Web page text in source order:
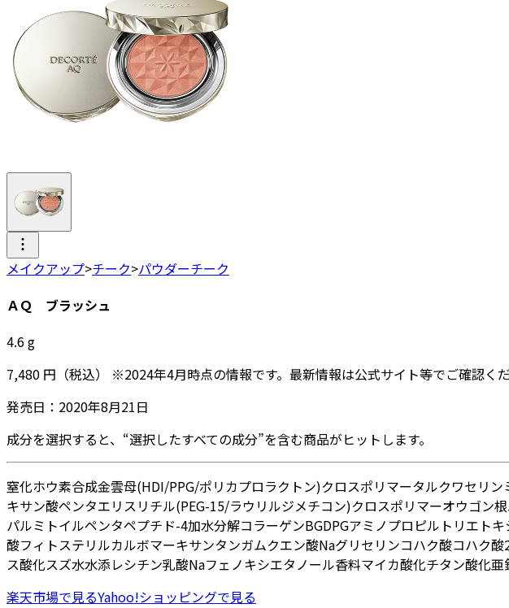
メイクアップ>チーク>パウダーチーク
ＡＱ ブラッシュ
4.6g
7,480 円 （税込） ※2024年4月時点の情報です。最新情報は公式サイト等でご確認くだ
発売日： 2020年8月21日
成分を選択すると、“選択したすべての成分”を含む商品がヒットします。
窒化ホウ素合成金雲母(HDI/PPG/ポリカプロラクトン)クロスポリマータルクワセリン
キサン酸ペンタエリスリチル(PEG-15/ラウリルジメチコン)クロスポリマーオウゴン
パルミトイルペンタペプチド-4加水分解コラーゲンBGDPGアミノプロピルトリエトキ
酸フィトステリルカルボマーキサンタンガムクエン酸Naグリセリンコハク酸コハク酸
ス酸化スズ水水添レシチン乳酸Naフェノキシエタノール香料マイカ酸化チタン酸化亜
楽天市場で見るYahoo!ショッピングで見る